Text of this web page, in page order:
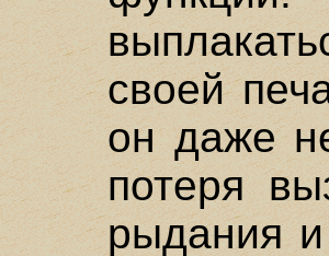
своей
он даже
потеря
рыдания